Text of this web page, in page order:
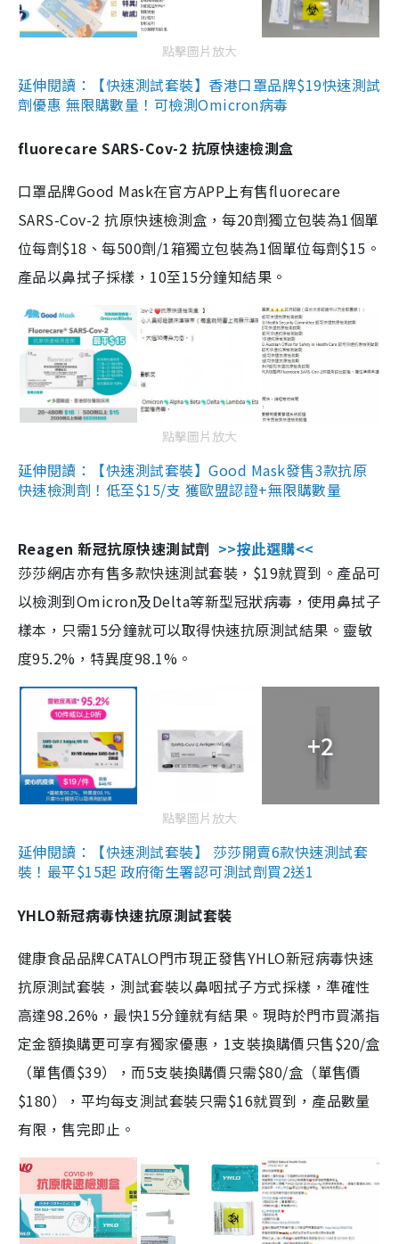
點擊圖片放大
延伸閱讀：【快速測試套裝】香港口罩品牌$19快速測試
劑優惠 無限購數量！可檢測Omicron病毒
fluorecare SARS-Cov-2 抗原快速檢測盒
口罩品牌Good Mask在官方APP上有售fluorecare
SARS-Cov-2 抗原快速檢測盒，每20劑獨立包裝為1個單
位每劑$18、每500劑/1箱獨立包裝為1個單位每劑$15。
產品以鼻拭子採樣，10至15分鐘知結果。
點擊圖片放大
延伸閱讀：【快速測試套裝】Good Mask發售3款抗原
快速檢測劑！低至$15/支 獲歐盟認證+無限購數量
Reagen 新冠抗原快速測試劑 >>按此選購<<
莎莎網店亦有售多款快速測試套裝，$19就買到。產品可
以檢測到Omicron及Delta等新型冠狀病毒，使用鼻拭子
樣本，只需15分鐘就可以取得快速抗原測試結果。靈敏
度95.2%，特異度98.1%。
+2
點擊圖片放大
延伸閱讀：【快速測試套裝】 莎莎開賣6款快速測試套
裝！最平$15起 政府衛生署認可測試劑買2送1
YHLO新冠病毒快速抗原測試套裝
健康食品品牌CATALO門市現正發售YHLO新冠病毒快速
抗原測試套裝，測試套裝以鼻咽拭子方式採樣，準確性
高達98.26%，最快15分鐘就有結果。現時於門市買滿指
定金額換購更可享有獨家優惠，1支裝換購價只售$20/盒
（單售價$39），而5支裝換購價只需$80/盒（單售價
$180），平均每支測試套裝只需$16就買到，產品數量
有限，售完即止。